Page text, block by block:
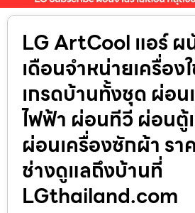
LG ArtCool แอร์ ผ
เดือนจำหน่ายเครื่อง
เกรดบ้านทั้งชุด ผ่อน
ไฟฟ้า ผ่อนทีวี ผ่อนตู้
ผ่อนเครื่องซักผ้า ร
ช่างดูแลถึงบ้านที่
LGthailand.com